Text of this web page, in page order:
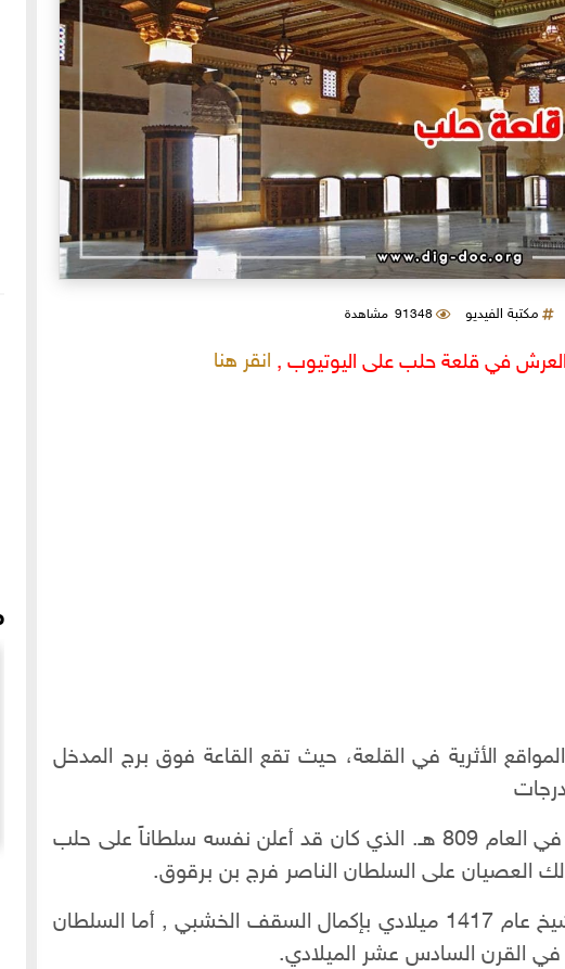
مكتبة الفيديو 91348 مشاهدة
في قلعة حلب على اليوتيوب , انقر هنا
الأثرية في القلعة، حيث تقع القاعة فوق برج المدخل
بدأ بناءها الأمير سيف الدين جكم في العام 809 هـ. الذي كان قد أعلن نفسه سلطاناً على حلب
وقام السلطان المملوكي المؤيد شيخ عام 1417 ميلادي بإكمال السقف الخشبي , أما السلطان
في القرن السادس عشر الميلادي.
من البيتون
تسجيل نادر للمطربة الحلبية مها الجابري - سقى الله عند